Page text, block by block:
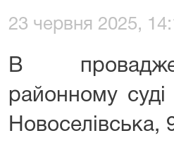
23 червня 2025,
В
районному
Новоселівська,